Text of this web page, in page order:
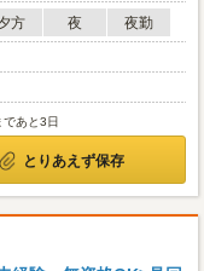
方 夜
夜勤
あと3日
とりあえず保存